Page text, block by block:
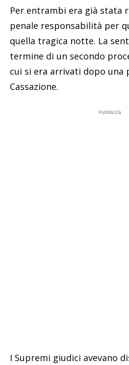
Per entrambi era già stata
penale responsabilità per
quella tragica notte. La
termine di un secondo
cui si era arrivati dopo una
Cassazione.
Pubblicità
I Supremi giudici avevano